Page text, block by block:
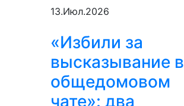
13.Июл.2026
«Избили за
высказывание в
общедомовом
чате»: два